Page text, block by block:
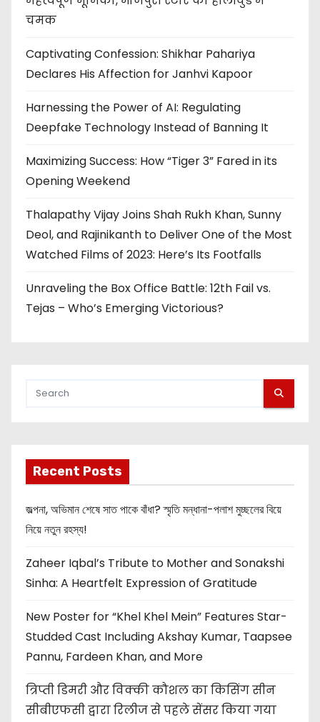
चमक
Captivating Confession: Shikhar Pahariya
Declares His Affection for Janhvi Kapoor
Harnessing the Power of AI: Regulating
Deepfake Technology Instead of Banning It
Maximizing Success: How “Tiger 3” Fared in its
Opening Weekend
Thalapathy Vijay Joins Shah Rukh Khan, Sunny
Deol, and Rajinikanth to Deliver One of the Most
Watched Films of 2023: Here’s Its Footfalls
Unraveling the Box Office Battle: 12th Fail vs.
Tejas – Who’s Emerging Victorious?
Recent Posts
জল্পনা, অভিমান শেষে সাত পাকে বাঁধা? স্মৃতি মন্ধানা-পলাশ মুচ্ছলের বিয়ে
নিয়ে নতুন রহস্য!
Zaheer Iqbal’s Tribute to Mother and Sonakshi
Sinha: A Heartfelt Expression of Gratitude
New Poster for “Khel Khel Mein” Features Star-
Studded Cast Including Akshay Kumar, Taapsee
Pannu, Fardeen Khan, and More
त्रिप्ती डिमरी और विक्की कौशल का किसिंग सीन
सीबीएफसी द्वारा रिलीज से पहले सेंसर किया गया